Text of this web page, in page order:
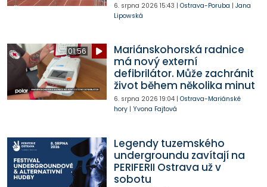
6. srpna 2026 15:43 | Ostrava-Poruba | Jana
Lipowská
01:56
Mariánskohorská radnice
má nový externí
defibrilátor. Může zachránit
život během několika minut
6. srpna 2026 19:04| Ostrava-Mariánské
hory| Yvona Fajtová
Legendy tuzemského
undergroundu zavítají na
PERIFERII Ostrava už v
sobotu